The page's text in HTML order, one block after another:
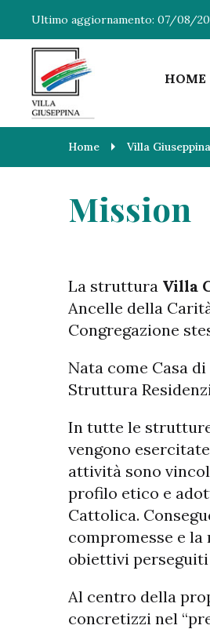
Ultimo aggiornamento: 07/08/
HOME
Home Villa Giuseppina
Mission
La struttura Villa
Ancelle della
Congregazione
Nata come Casa
Struttura
In tutte le strutture
vengono
attività sono
profilo etico e
Cattolica.
compromesse e
obiettivi perseguiti
Al centro della
concretizzi nel